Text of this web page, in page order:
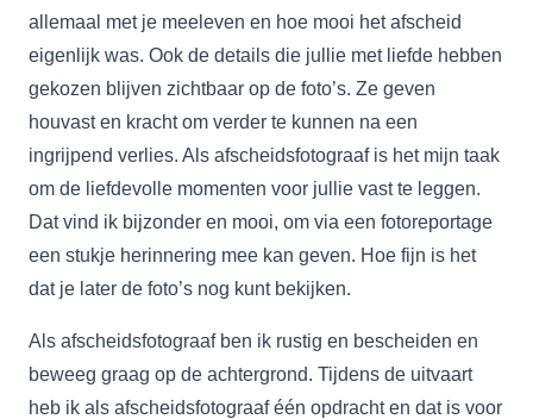
allemaal met je meeleven en hoe mooi het afscheid
eigenlijk was. Ook de details die jullie met liefde hebben
gekozen blijven zichtbaar op de foto’s. Ze geven
houvast en kracht om verder te kunnen na een
ingrijpend verlies. Als afscheidsfotograaf is het mijn taak
om de liefdevolle momenten voor jullie vast te leggen.
Dat vind ik bijzonder en mooi, om via een fotoreportage
een stukje herinnering mee kan geven. Hoe fijn is het
dat je later de foto’s nog kunt bekijken.
Als afscheidsfotograaf ben ik rustig en bescheiden en
beweeg graag op de achtergrond. Tijdens de uitvaart
heb ik als afscheidsfotograaf één opdracht en dat is voor